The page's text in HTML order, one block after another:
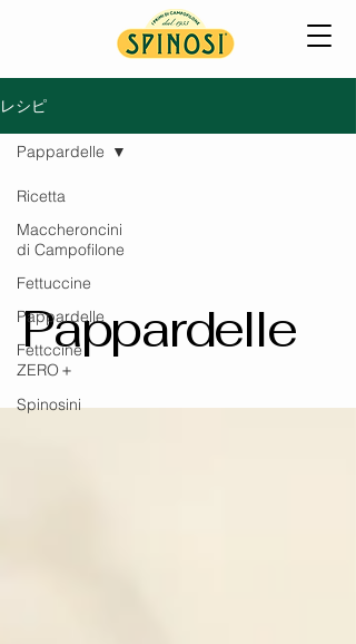
レシピ
Ricetta
Maccheroncini
di Campofilone
Fettuccine
Pappardelle
Fettccine
ZERO＋
Spinosini
Pappardelle
Pappardelle